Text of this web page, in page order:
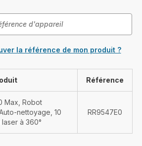
la référence de mon produit ?
Référence
Max, Robot
nettoyage, 10
à 360°
RR9547E0